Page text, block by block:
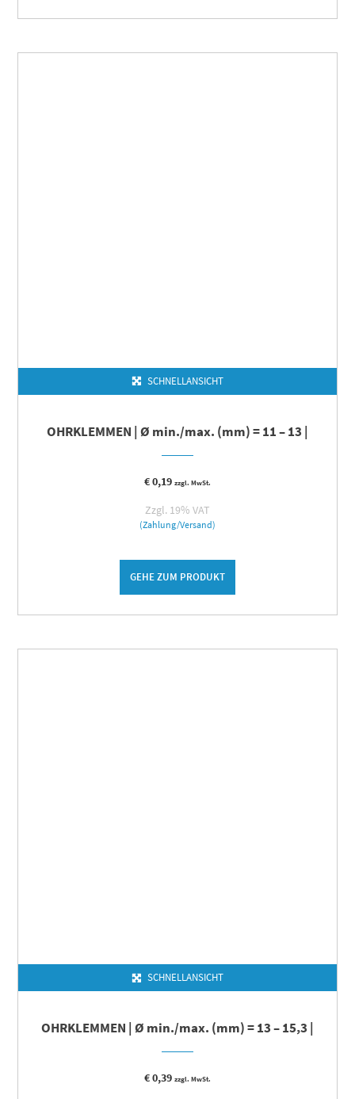
SCHNELLANSICHT
OHRKLEMMEN | Ø min./max. (mm) = 11 – 13 |
€0,19 zzgl. MwSt.
Zzgl. 19% VAT
(Zahlung/Versand)
GEHE ZUM PRODUKT
SCHNELLANSICHT
OHRKLEMMEN | Ø min./max. (mm) = 13 – 15,3 |
€0,39 zzgl. MwSt.